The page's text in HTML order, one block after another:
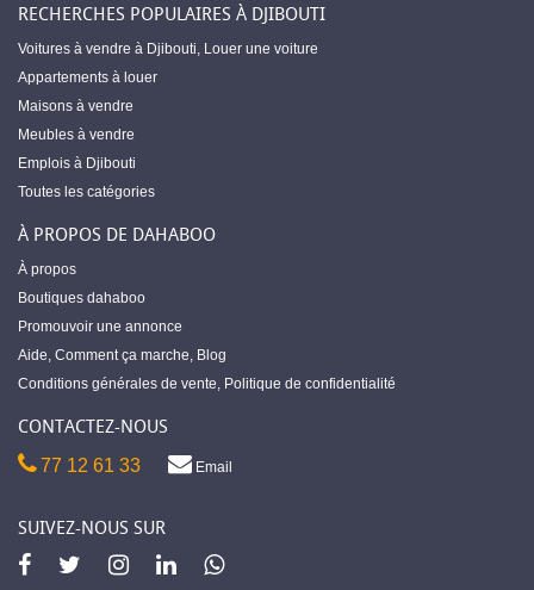
RECHERCHES POPULAIRES À DJIBOUTI
Voitures à vendre à Djibouti, Louer une voiture
Appartements à louer
Maisons à vendre
Meubles à vendre
Emplois à Djibouti
Toutes les catégories
À PROPOS DE DAHABOO
À propos
Boutiques dahaboo
Promouvoir une annonce
Aide, Comment ça marche, Blog
Conditions générales de vente, Politique de confidentialité
CONTACTEZ-NOUS
77 12 61 33 Email
SUIVEZ-NOUS SUR